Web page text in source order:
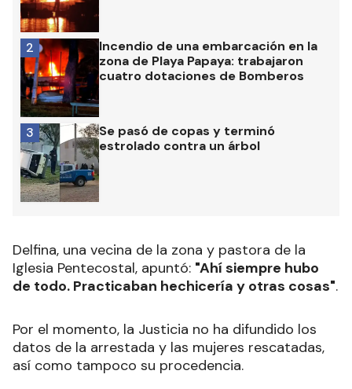
Incendio de una embarcación en la
zona de Playa Papaya: trabajaron
cuatro dotaciones de Bomberos
2
Se pasó de copas y terminó
estrolado contra un árbol
3
Delfina, una vecina de la zona y pastora de la
Iglesia Pentecostal, apuntó: "Ahí siempre hubo
de todo. Practicaban hechicería y otras cosas".
Por el momento, la Justicia no ha difundido los
datos de la arrestada y las mujeres rescatadas,
así como tampoco su procedencia.